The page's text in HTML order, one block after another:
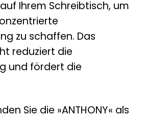
Ihrem Schreibtisch, um
zu schaffen. Das
reduziert die
und fördert die
Sie die »ANTHONY« als